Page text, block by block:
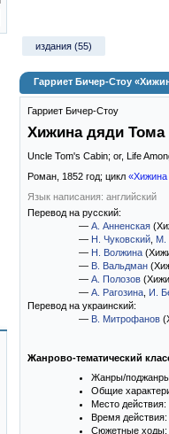
издания (55)
Гарриет Бичер-Стоу
Гарриет Бичер-Стоу
Хижина дяди Тома
Uncle Tom's Cabin; or, Life
Роман, 1852 год; цикл
Язык написания: английский
Перевод на русский:
— А. Анненская
— Н. Чуковский М.
— Н. Волжина
— В. Вальдман
— А. Полозов
— А. Рагозина И.
Перевод на украинский:
— В. Митрофанов
Жанрово-тематический
Жанры/
Общие
Место действия:
Время действия:
Сюжетные ходы: